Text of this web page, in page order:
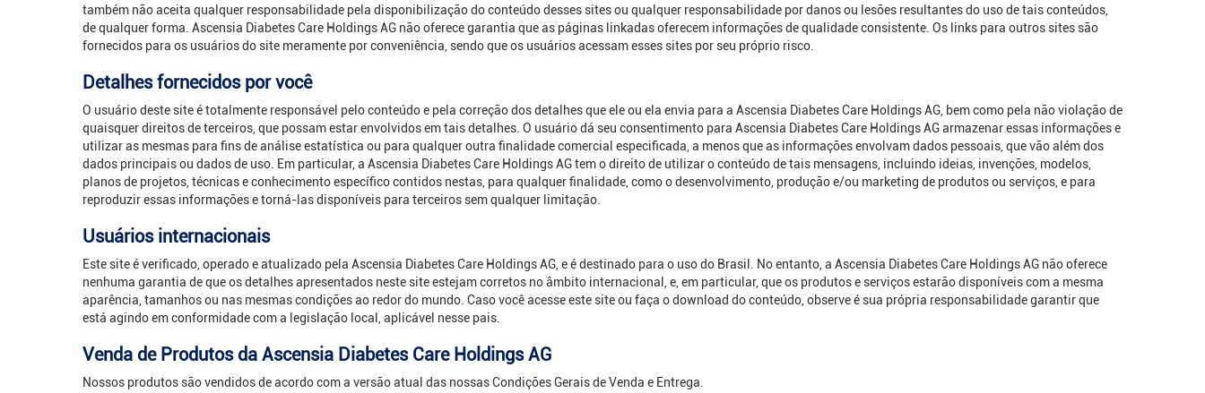
também não aceita qualquer responsabilidade pela disponibilização do conteúdo desses sites ou qualquer responsabilidade por danos ou lesões resultantes do uso de tais conteúdos,
de qualquer forma. Ascensia Diabetes Care Holdings AG não oferece garantia que as páginas linkadas oferecem informações de qualidade consistente. Os links para outros sites são
fornecidos para os usuários do site meramente por conveniência, sendo que os usuários acessam esses sites por seu próprio risco.
Detalhes fornecidos por você
O usuário deste site é totalmente responsável pelo conteúdo e pela correção dos detalhes que ele ou ela envia para a Ascensia Diabetes Care Holdings AG, bem como pela não violação de
quaisquer direitos de terceiros, que possam estar envolvidos em tais detalhes. O usuário dá seu consentimento para Ascensia Diabetes Care Holdings AG armazenar essas informações e
utilizar as mesmas para fins de análise estatística ou para qualquer outra finalidade comercial especificada, a menos que as informações envolvam dados pessoais, que vão além dos
dados principais ou dados de uso. Em particular, a Ascensia Diabetes Care Holdings AG tem o direito de utilizar o conteúdo de tais mensagens, incluindo ideias, invenções, modelos,
planos de projetos, técnicas e conhecimento específico contidos nestas, para qualquer finalidade, como o desenvolvimento, produção e/ou marketing de produtos ou serviços, e para
reproduzir essas informações e torná-las disponíveis para terceiros sem qualquer limitação.
Usuários internacionais
Este site é verificado, operado e atualizado pela Ascensia Diabetes Care Holdings AG, e é destinado para o uso do Brasil. No entanto, a Ascensia Diabetes Care Holdings AG não oferece
nenhuma garantia de que os detalhes apresentados neste site estejam corretos no âmbito internacional, e, em particular, que os produtos e serviços estarão disponíveis com a mesma
aparência, tamanhos ou nas mesmas condições ao redor do mundo. Caso você acesse este site ou faça o download do conteúdo, observe é sua própria responsabilidade garantir que
está agindo em conformidade com a legislação local, aplicável nesse pais.
Venda de Produtos da Ascensia Diabetes Care Holdings AG
Nossos produtos são vendidos de acordo com a versão atual das nossas Condições Gerais de Venda e Entrega.